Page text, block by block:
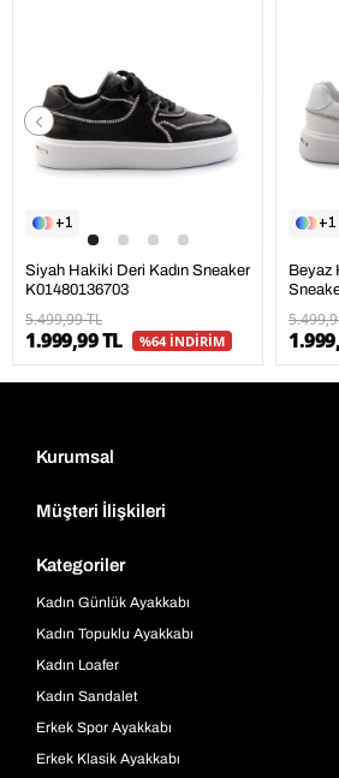
1
Siyah Hakiki Deri Kadın Sneaker
K01480136703
5.499,99 TL
1.999,99 TL %64 İNDİRİM
1
Beyaz
Kurumsal
Müşteri İlişkileri
Kategoriler
Kadın Günlük Ayakkabı
Kadın Topuklu Ayakkabı
Kadın Loafer
Kadın Sandalet
Erkek Spor Ayakkabı
Erkek Klasik Ayakkabı